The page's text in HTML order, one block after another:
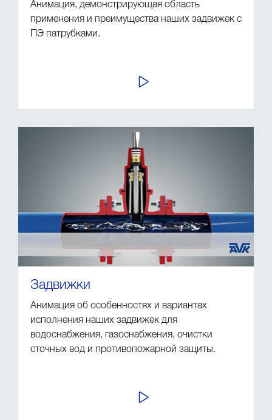
Анимация, демонстрирующая область
применения и преимущества наших задвижек с
ПЭ патрубками.
ПРОСМОТР
Задвижки
Анимация об особенностях и вариантах
исполнения наших задвижек для
водоснабжения, газоснабжения, очистки
сточных вод и противопожарной защиты.
ПРОСМОТР